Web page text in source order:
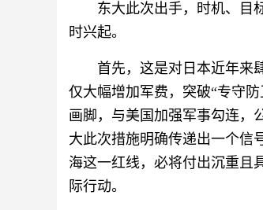
东大此次出手，时机、目
时兴起。
首先，这是对日本近年来
仅大幅增加军费，突破“专守
画脚，与美国加强军事勾连，
大此次措施明确传递出一个信
海这一红线，必将付出沉重且
际行动。